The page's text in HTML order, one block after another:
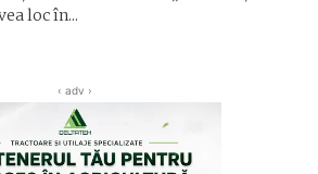
loc în...
‹ adv ›